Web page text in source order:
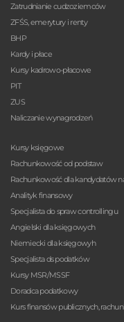
Zatrudnianie cudzoziemców
ZFŚS, emerytury i renty
BHP
Kardy i płace
Kursy kadrowo-płacowe
PIT
ZUS
Naliczanie wynagrodzeń
Kursy księgowe
Rachunkowość od podstaw
Rachunkowość dla kandydatów
Analityk finansowy
Specjalista do spraw controllingu
Angielski dla księgowych
Niemiecki dla księgowyh
Specjalista ds podatków
Kursy MSR/MSSF
Doradca podatkowy
Kurs finansów publicznych,